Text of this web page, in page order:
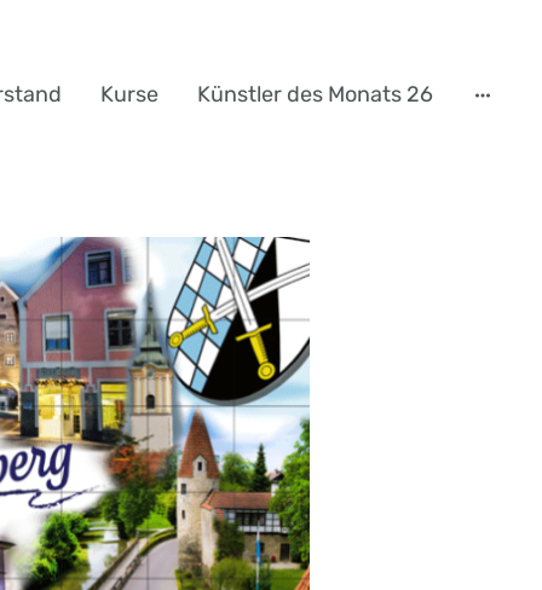
Kurse Künstler des Monats 26